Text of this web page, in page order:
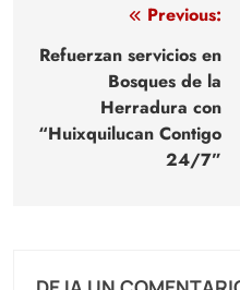
Navegación
de
entradas
Previous:
Refuerzan servicios en
Bosques de la
Herradura con
“Huixquilucan Contigo
24/7”